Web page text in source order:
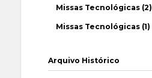
Missas Tecnológicas (2)
Missas Tecnológicas (1)
Arquivo Histórico